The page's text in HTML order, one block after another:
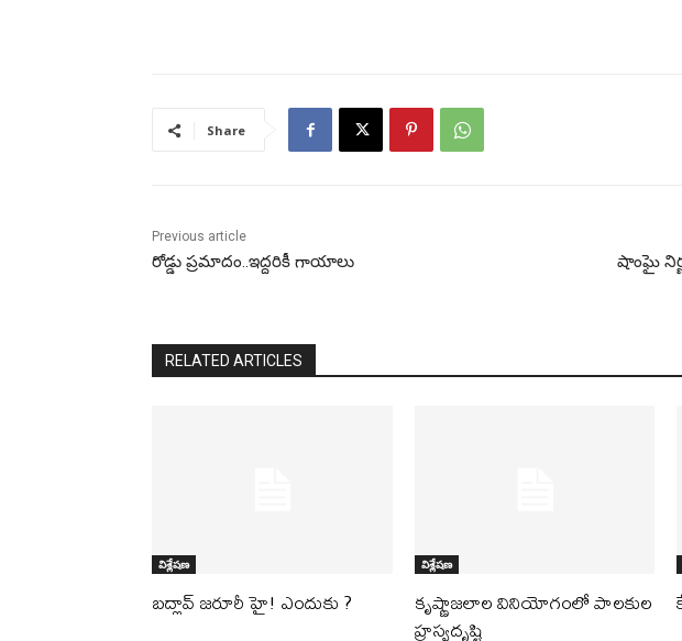
Share
Previous article
రోడ్డు ప్రమాదం..ఇద్దరికీ గాయాలు
షాంఘై
RELATED ARTICLES
విశ్లేషణ
బద్లావ్ జరూరీ హై! ఎందుకు ?
విశ్లేషణ
కృష్ణాజలాల వినియోగంలో పాలకుల
హ్రస్వదృష్టి